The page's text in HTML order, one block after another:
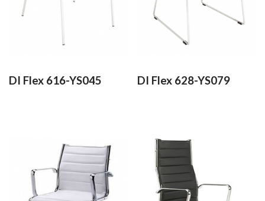
DI Flex 616-YS045 DI Flex 628-YS079